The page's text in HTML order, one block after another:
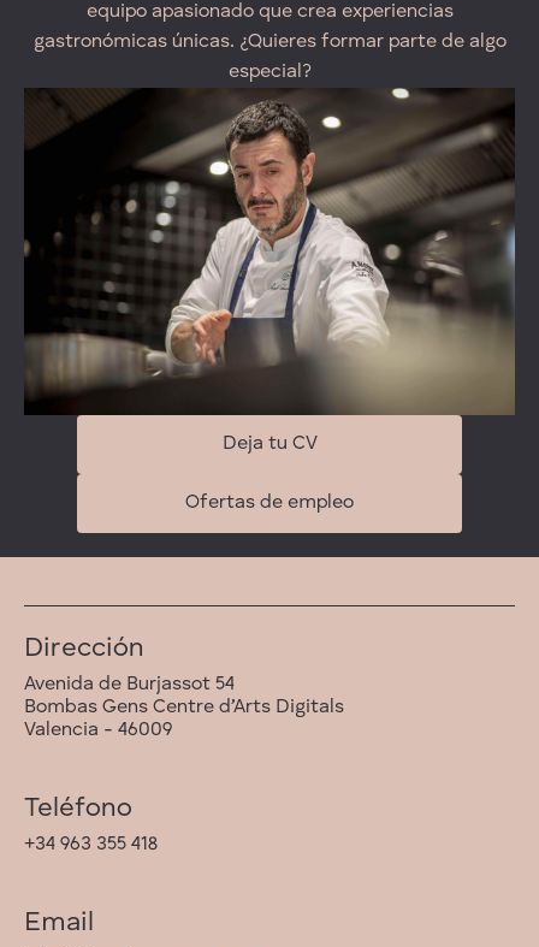
equipo apasionado que crea experiencias
gastronómicas únicas. ¿Quieres formar parte de algo
especial?
Deja tu CV
Ofertas de empleo
Dirección
Avenida de Burjassot 54
Bombas Gens Centre d’Arts Digitals
Valencia - 46009
Teléfono
+34 963 355 418
Email